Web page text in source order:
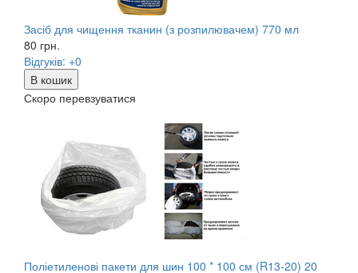
Засіб для чищення тканин (з розпилювачем) 770 мл
80 грн.
Відгуків: +0
В кошик
Скоро перевзуватися
Поліетиленові пакети для шин 100 * 100 см (R13-20) 20